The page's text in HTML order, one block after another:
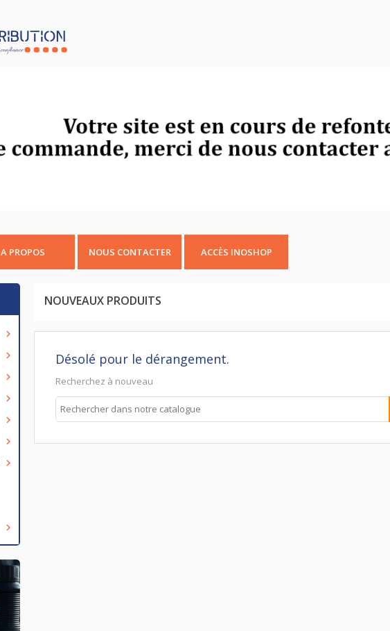
A PROPOS NOUS CONTACTER ACCÈS INOSHOP








NOUVEAUX PRODUITS
Désolé pour le dérangement.
Recherchez à nouveau